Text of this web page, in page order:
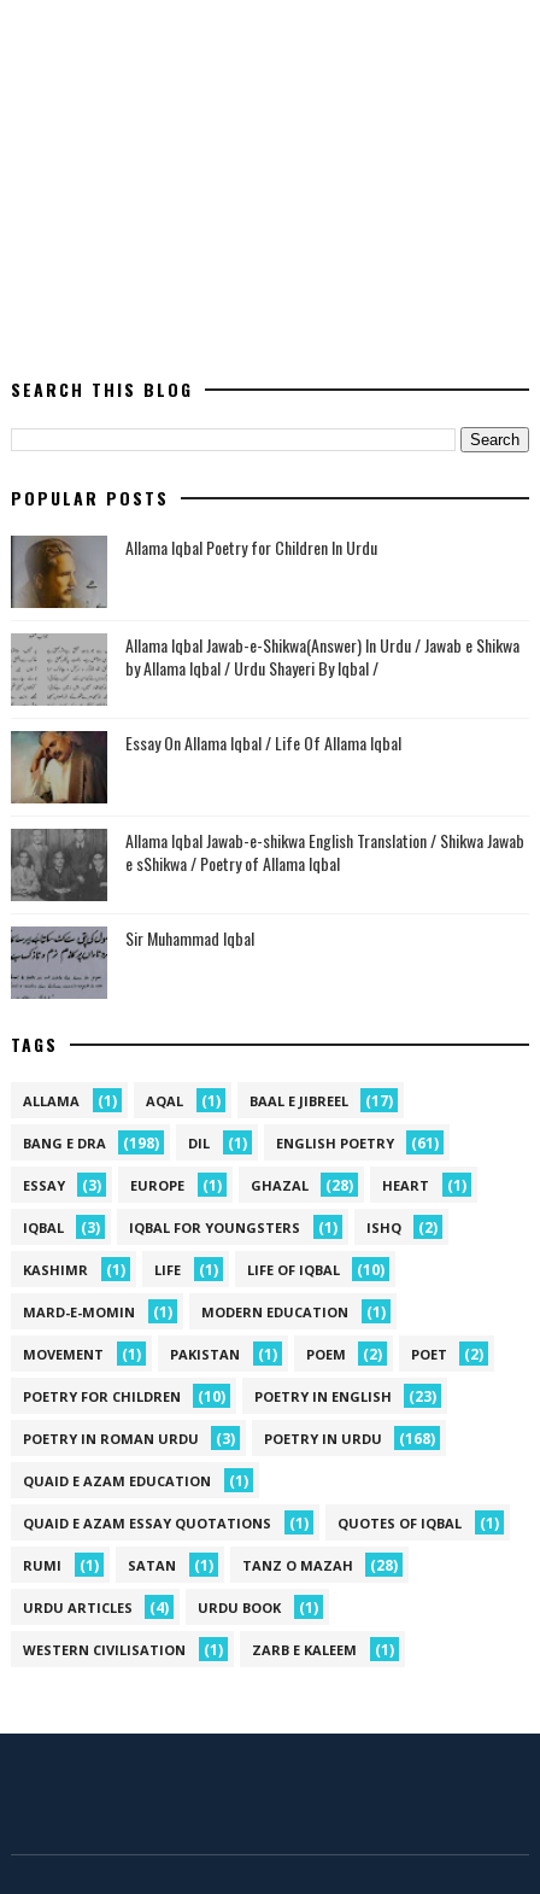
SEARCH THIS BLOG
POPULAR POSTS
Allama Iqbal Poetry for Children In Urdu
Allama Iqbal Jawab-e-Shikwa(Answer) In Urdu / Jawab e Shikwa
by Allama Iqbal / Urdu Shayeri By Iqbal /
Essay On Allama Iqbal / Life Of Allama Iqbal
Allama Iqbal Jawab-e-shikwa English Translation / Shikwa Jawab
e sShikwa / Poetry of Allama Iqbal
Sir Muhammad Iqbal
TAGS
ALLAMA (1) AQAL (1) BAAL E JIBREEL (17)
BANG E DRA (198) DIL (1) ENGLISH POETRY (61)
ESSAY (3) EUROPE (1) GHAZAL (28) HEART (1)
IQBAL (3) IQBAL FOR YOUNGSTERS (1) ISHQ (2)
KASHIMR (1) LIFE (1) LIFE OF IQBAL (10)
MARD-E-MOMIN (1) MODERN EDUCATION (1)
MOVEMENT (1) PAKISTAN (1) POEM (2) POET (2)
POETRY FOR CHILDREN (10) POETRY IN ENGLISH (23)
POETRY IN ROMAN URDU (3) POETRY IN URDU (168)
QUAID E AZAM EDUCATION (1)
QUAID E AZAM ESSAY QUOTATIONS (1) QUOTES OF IQBAL (1)
RUMI (1) SATAN (1) TANZ O MAZAH (28)
URDU ARTICLES (4) URDU BOOK (1)
WESTERN CIVILISATION (1) ZARB E KALEEM (1)